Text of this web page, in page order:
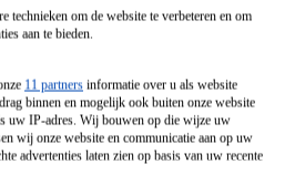
technieken om de website te verbeteren en om
aan te bieden.
11 partners informatie over u als website
binnen en mogelijk ook buiten onze website
uw IP-adres. Wij bouwen op die wijze uw
wij onze website en communicatie aan op uw
advertenties laten zien op basis van uw recente